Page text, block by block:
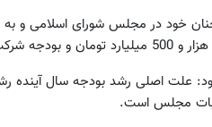
مجلس است.